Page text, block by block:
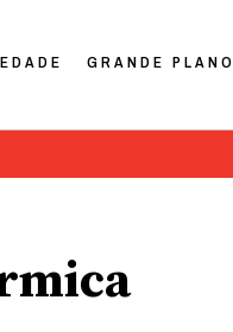
GRANDE PLANO